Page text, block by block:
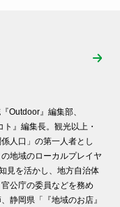
Outdoor』編集部、
』編集長。観光以上・
人口」の第一人者とし
地域のローカルプレイヤ
見を活かし、地方自治体
公庁の委員などを務め
静岡県「『地域のお店』